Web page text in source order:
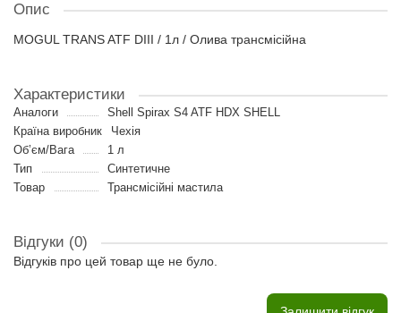
Опис
MOGUL TRANS ATF DIII / 1л / Олива трансмісійна
Характеристики
Аналоги
Shell Spirax S4 ATF HDX SHELL
Країна виробник
Чехія
Об’єм/Вага
1 л
Тип
Синтетичне
Товар
Трансмісійні мастила
Відгуки (0)
Відгуків про цей товар ще не було.